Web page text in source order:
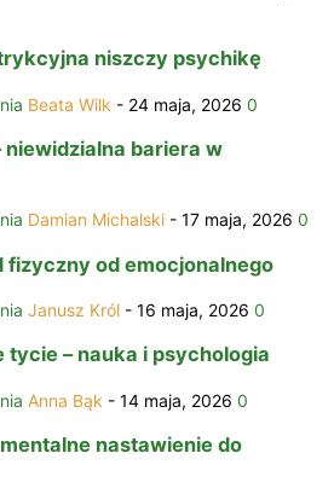
niszczy psychikę
Beata Wilk - 24 maja, 2026 0
niewidzialna bariera w
Damian Michalski - 17 maja, 2026 0
fizyczny od emocjonalnego
Janusz Król - 16 maja, 2026 0
tycie – nauka i psychologia
Anna Bąk - 14 maja, 2026 0
nastawienie do